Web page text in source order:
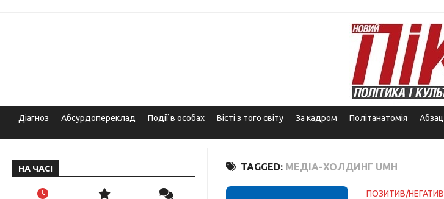
Діагноз Абсурдопереклад Події в особах Вісті з того світу За кадром Політанатомія Абзац
TAGGED: МЕДІА-ХОЛДИНГ UMH
ПОЗИТИВ/НЕГАТИВ
НА ЧАСІ